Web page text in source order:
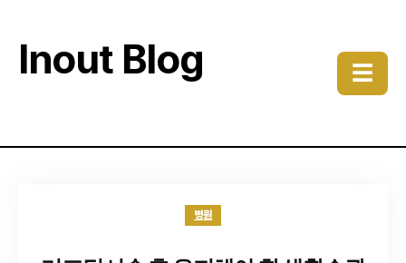
Inout Blog ☰
병원